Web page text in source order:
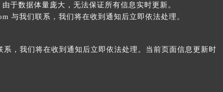
于数据体量庞大，无法保证所有信息实时更新。
与我们联系，我们将在收到通知后立即依法处理。
，我们将在收到通知后立即依法处理。当前页面信息更新时